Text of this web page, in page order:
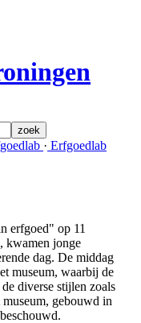
zoek
· Erfgoedlab
erfgoed" op 11
kwamen jonge
dag. De middag
museum, waarbij de
diverse stijlen zoals
gebouwd in